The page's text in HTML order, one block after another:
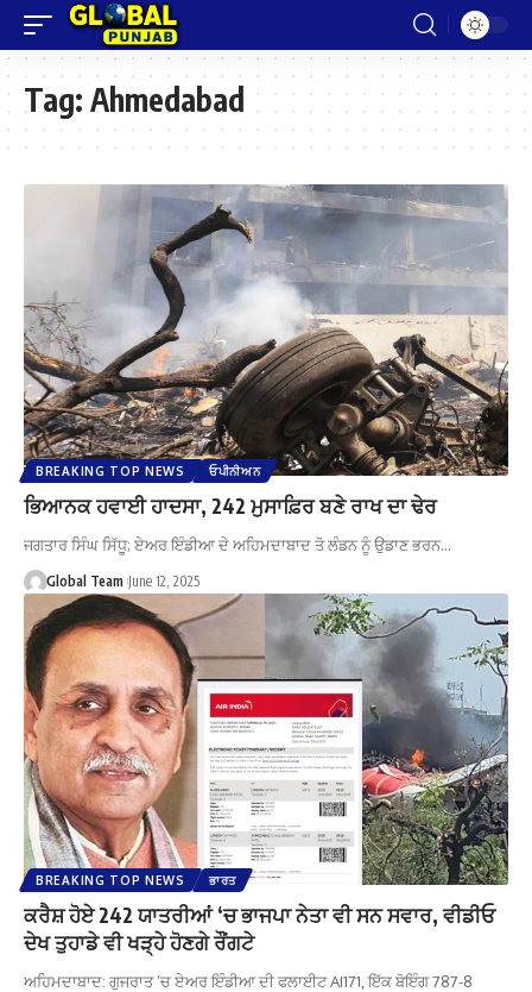
Tag: Ahmedabad
BREAKING TOP NEWS ਓਪੀਨੀਅਨ
ਭਿਆਨਕ ਹਵਾਈ ਹਾਦਸਾ, 242 ਮੁਸਾਫ਼ਿਰ ਬਣੇ ਰਾਖ ਦਾ ਢੇਰ
ਜਗਤਾਰ ਸਿੰਘ ਸਿੱਧੂ; ਏਅਰ ਇੰਡੀਆ ਦੇ ਅਹਿਮਦਾਬਾਦ ਤੋ ਲੰਡਨ ਨੂੰ ਉਡਾਣ ਭਰਨ…
Global Team June 12, 2025
BREAKING TOP NEWS ਭਾਰਤ
ਕਰੈਸ਼ ਹੋਏ 242 ਯਾਤਰੀਆਂ ‘ਚ ਭਾਜਪਾ ਨੇਤਾ ਵੀ ਸਨ ਸਵਾਰ, ਵੀਡੀਓ
ਦੇਖ ਤੁਹਾਡੇ ਵੀ ਖੜ੍ਹੇ ਹੋਣਗੇ ਰੌਂਗਟੇ
ਅਹਿਮਦਾਬਾਦ: ਗੁਜਰਾਤ ’ਚ ਏਅਰ ਇੰਡੀਆ ਦੀ ਫਲਾਈਟ AI171, ਇੱਕ ਬੋਇੰਗ 787-8